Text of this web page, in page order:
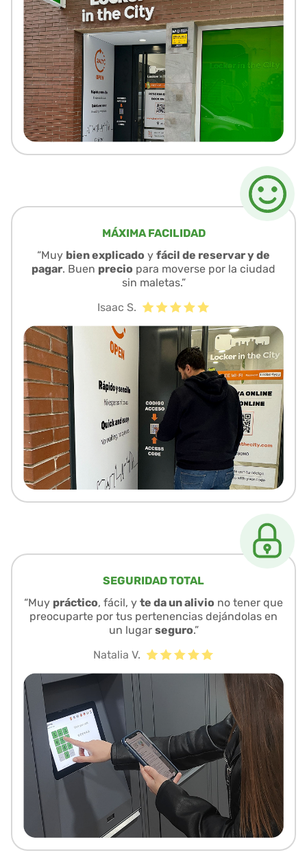
MÁXIMA FACILIDAD
“Muy bien explicado y fácil de reservar y de
pagar. Buen precio para moverse por la ciudad
sin maletas.”
Isaac S.
SEGURIDAD TOTAL
“Muy práctico, fácil, y te da un alivio no tener que
preocuparte por tus pertenencias dejándolas en
un lugar seguro.”
Natalia V.